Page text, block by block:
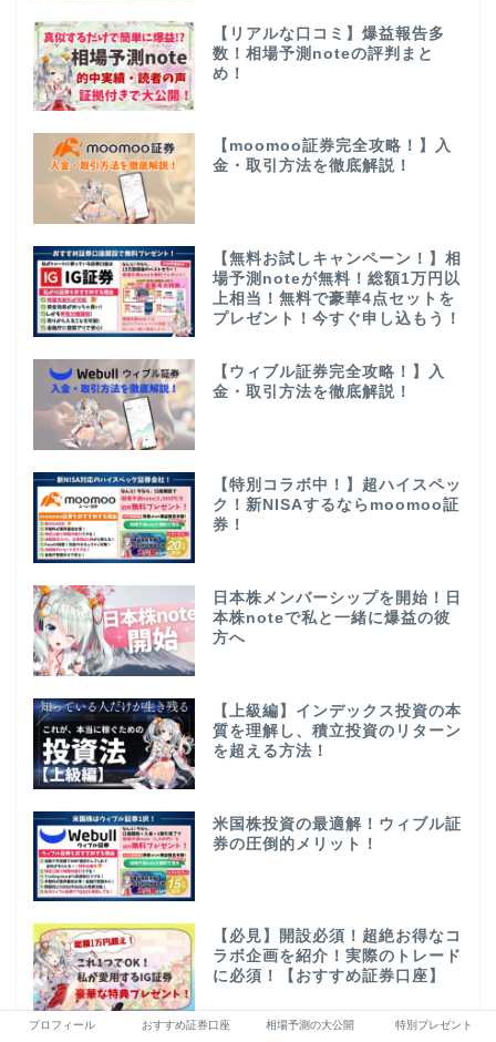
【リアルな口コミ】爆益報告多
数！相場予測noteの評判まと
め！
【moomoo証券完全攻略！】入
金・取引方法を徹底解説！
【無料お試しキャンペーン！】相
場予測noteが無料！総額1万円以
上相当！無料で豪華4点セットを
プレゼント！今すぐ申し込もう！
【ウィブル証券完全攻略！】入
金・取引方法を徹底解説！
【特別コラボ中！】超ハイスペッ
ク！新NISAするならmoomoo証
券！
日本株メンバーシップを開始！日
本株noteで私と一緒に爆益の彼
方へ
【上級編】インデックス投資の本
質を理解し、積立投資のリターン
を超える方法！
米国株投資の最適解！ウィブル証
券の圧倒的メリット！
【必見】開設必須！超絶お得なコ
ラボ企画を紹介！実際のトレード
に必須！【おすすめ証券口座】
プロフィール おすすめ証券口座 相場予測の大公開 特別プレゼント